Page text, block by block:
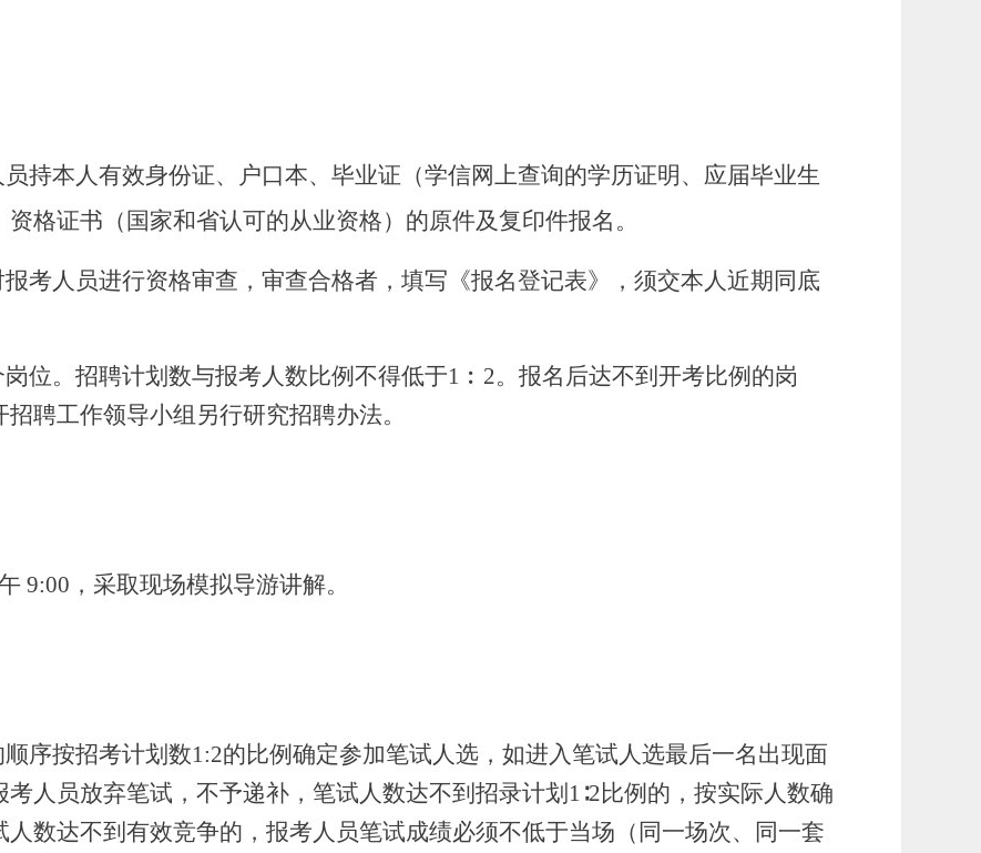
持本人有效身份证、户口本、毕业证（学信网上查询的学历证明、应届毕业生
格证书（国家和省认可的从业资格）的原件及复印件报名。
考人员进行资格审查，审查合格者，填写《报名登记表》，须交本人近期同底
位。招聘计划数与报考人数比例不得低于1︰2。报名后达不到开考比例的岗
聘工作领导小组另行研究招聘办法。
9:00，采取现场模拟导游讲解。
序按招考计划数1:2的比例确定参加笔试人选，如进入笔试人选最后一名出现面
考人员放弃笔试，不予递补，笔试人数达不到招录计划1∶2比例的，按实际人数确
数达不到有效竞争的，报考人员笔试成绩必须不低于当场（同一场次、同一套